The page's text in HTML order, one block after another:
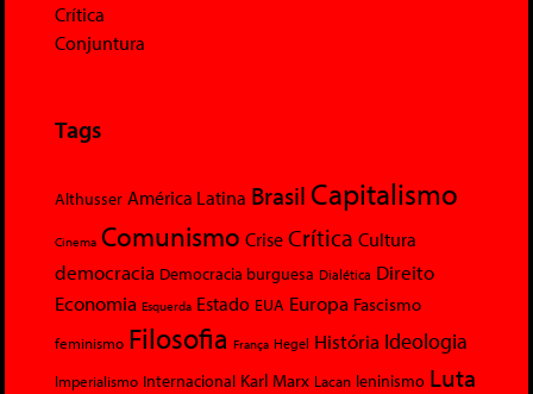
Crítica
Conjuntura
Tags
Althusser América Latina Brasil Capitalismo
Cinema Comunismo Crise Crítica Cultura
democracia Democracia burguesa Dialética Direito
Economia Esquerda Estado EUA Europa Fascismo
feminismo Filosofia França Hegel História Ideologia
Imperialismo Internacional Karl Marx Lacan leninismo Luta